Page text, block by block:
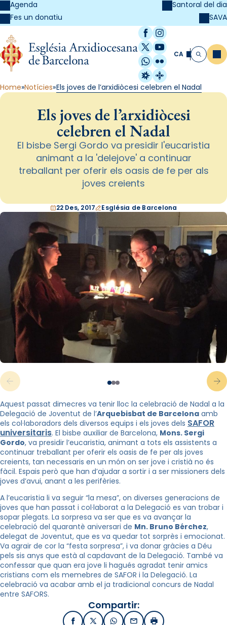
Agenda
Fes un donatiu
Santoral del dia
SAVA
Facebook
Instagram
X / Twitter
YouTube
WhatsApp
Flickr
Radio Estel
Catalunya
CA Cerca
Home Notícies Els joves de l’arxidiòcesi celebren el Nadal
Els joves de l’arxidiòcesi
celebren el Nadal
El bisbe Sergi Gordo va presidir l'eucaristia
animant a la 'delejove' a continuar
treballant per oferir els oasis de fe per als
joves creients
22 Des, 2017 Església de Barcelona
Aquest passat dimecres va tenir lloc la celebració de Nadal a la
Delegació de Joventut de l’Arquebisbat de Barcelona amb
els col·laboradors dels diversos equips i els joves dels SAFOR
universitaris. El bisbe auxiliar de Barcelona, Mons. Sergi
Gordo, va presidir l’eucaristia, animant a tots els assistents a
continuar treballant per oferir els oasis de fe per als joves
creients, tan necessaris en un món on ser jove i cristià no és
fàcil. Espais però que han d’ajudar a sortir i a ser missioners dels
joves d’avui, anant a les perifèries.
A l’eucaristia li va seguir “la mesa”, on diverses generacions de
joves que han passat i col·laborat a la Delegació es van trobar i
sopar plegats. La sorpresa va ser que es va avançar la
celebració del quarantè aniversari de Mn. Bruno Bérchez,
delegat de Joventut, que es va quedar tot sorprès i emocionat.
Va agrair de cor la “festa sorpresa”, i va donar gràcies a Déu
pels sis anys que està al capdavant de la Delegació. També va
confessar que quan era jove li hagués agradat tenir amics
cristians com els memebres de SAFOR i la Delegació. La
celebració va acabar amb el ja tradicional concurs de Nadal
entre SAFORS.
Compartir: